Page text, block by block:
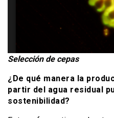
Selección de cepas
¿De qué manera la
partir del agua residual
sostenibilidad?